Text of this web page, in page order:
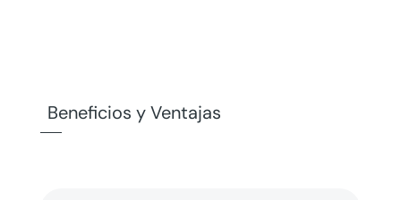
Beneficios y Ventajas